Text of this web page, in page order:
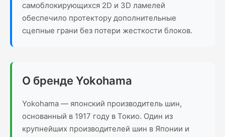
самоблокирующихся 2D и 3D ламелей
обеспечило протектору дополнительные
сцепные грани без потери жесткости блоков.
О бренде Yokohama
Yokohama — японский производитель шин,
основанный в 1917 году в Токио. Один из
крупнейших производителей шин в Японии и